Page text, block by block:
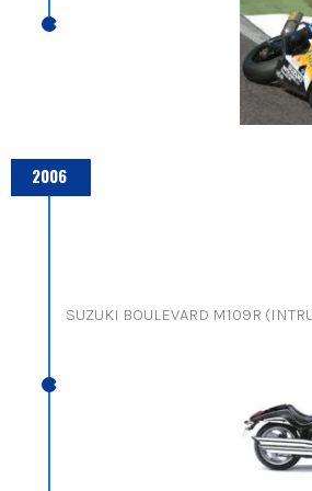
2006
SUZUKI BOULEVARD M109R